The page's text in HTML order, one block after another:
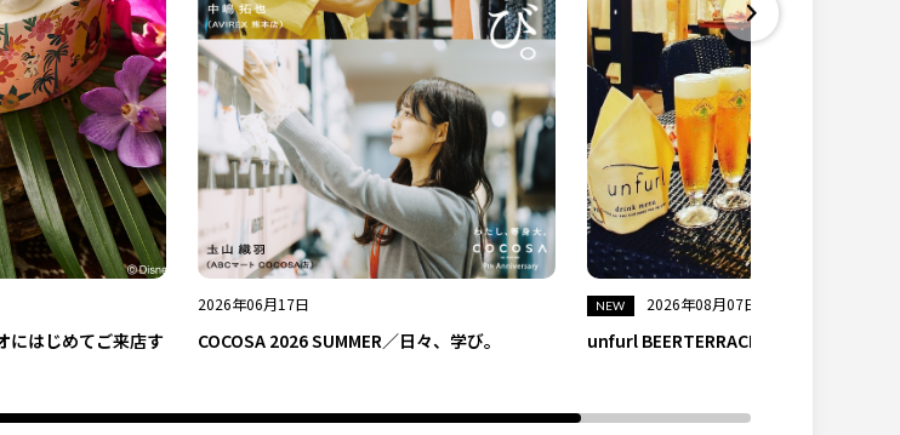
にはじめてご来店す
2026年06月17日
COCOSA 2026 SUMMER／日々、学び。
2026年08月07日
unfurl BEERTERRACE ※営業休止